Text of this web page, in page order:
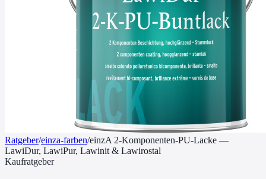
Ratgeber/einza-farben/einzA 2-Komponenten-PU-Lacke —
LawiDur, LawiPur, Lawinit & Lawirostal
Kaufratgeber